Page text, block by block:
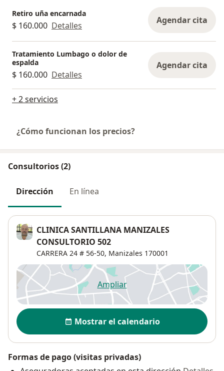
Retiro uña encarnada
$ 160.000 Detalles Agendar cita
Tratamiento Lumbago o dolor de
espalda
$ 160.000 Detalles
Agendar cita
+ 2 servicios
¿Cómo funcionan los precios?
Consultorios (2)
Dirección En línea
CLINICA SANTILLANA MANIZALES
CONSULTORIO 502
CARRERA 24 # 56-50, Manizales 170001
Ampliarse abre en una nueva
Disponibilidad
Mostrar el calendario
Formas de pago (visitas privadas)